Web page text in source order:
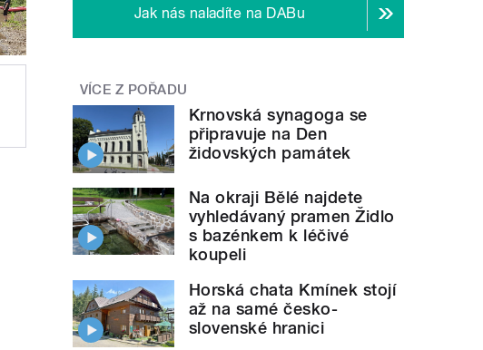
Jak nás naladíte na DABu
VÍCE Z POŘADU
Krnovská synagoga se
připravuje na Den
židovských památek
Na okraji Bělé najdete
vyhledávaný pramen Židlo
s bazénkem k léčivé
koupeli
Horská chata Kmínek stojí
až na samé česko-
slovenské hranici